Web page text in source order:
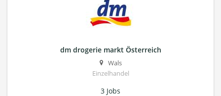
dm drogerie markt Österreich
Wals
Einzelhandel
3 Jobs